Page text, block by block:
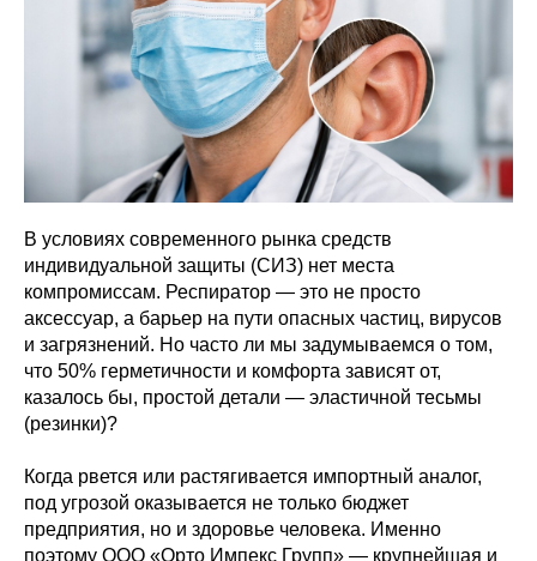
В условиях современного рынка средств
индивидуальной защиты (СИЗ) нет места
компромиссам. Респиратор — это не просто
аксессуар, а барьер на пути опасных частиц, вирусов
и загрязнений. Но часто ли мы задумываемся о том,
что 50% герметичности и комфорта зависят от,
казалось бы, простой детали — эластичной тесьмы
(резинки)?
Когда рвется или растягивается импортный аналог,
под угрозой оказывается не только бюджет
предприятия, но и здоровье человека. Именно
поэтому ООО «Орто Импекс Групп» — крупнейшая и